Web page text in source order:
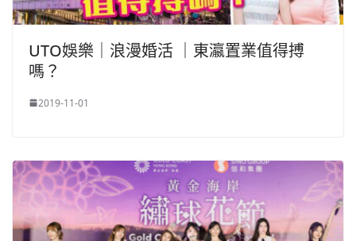
UTO娛樂｜浪漫婚活 ｜東瀛置業值得搏
嗎？
2019-11-01